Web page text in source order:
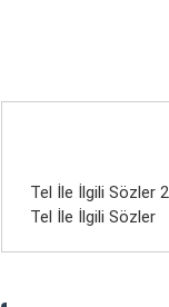
Tel İle İlgili Sözler
Tel İle İlgili Sözler